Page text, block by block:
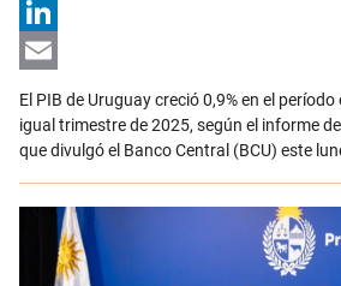
X
LinkedIn
Email
El PIB de Uruguay creció 0,9% en el
igual trimestre de 2025, según el informe
que divulgó el Banco Central (BCU) este